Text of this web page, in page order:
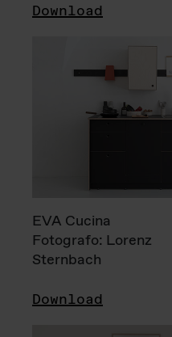
Download
EVA Cucina
Fotografo: Lorenz
Sternbach
Download